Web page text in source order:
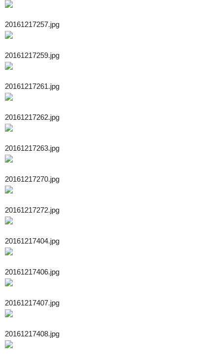
20161217257.jpg
20161217259.jpg
20161217261.jpg
20161217262.jpg
20161217263.jpg
20161217270.jpg
20161217272.jpg
20161217404.jpg
20161217406.jpg
20161217407.jpg
20161217408.jpg